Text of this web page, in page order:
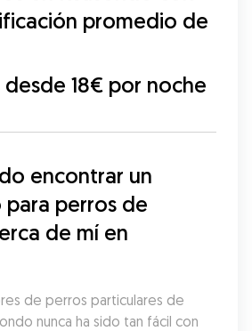
promedio de
desde 18€ por noche
encontrar un
perros de
de mí en
de perros particulares de
nunca ha sido tan fácil con